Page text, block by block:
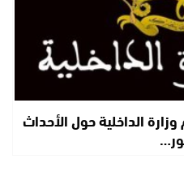
الداخلية حول الأحداث